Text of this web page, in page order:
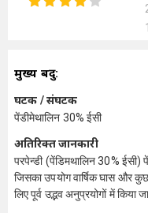
1
मुख्य बिंदु:
घटक / संघटक
पेंडीमेथालिन 30% ईसी
अतिरिक्त जानकारी
परपेन्डी (पेंडिमथालिन 30% ईसी)
जिसका उपयोग वार्षिक घास और
लिए पूर्व उद्भव अनुप्रयोगों में किया